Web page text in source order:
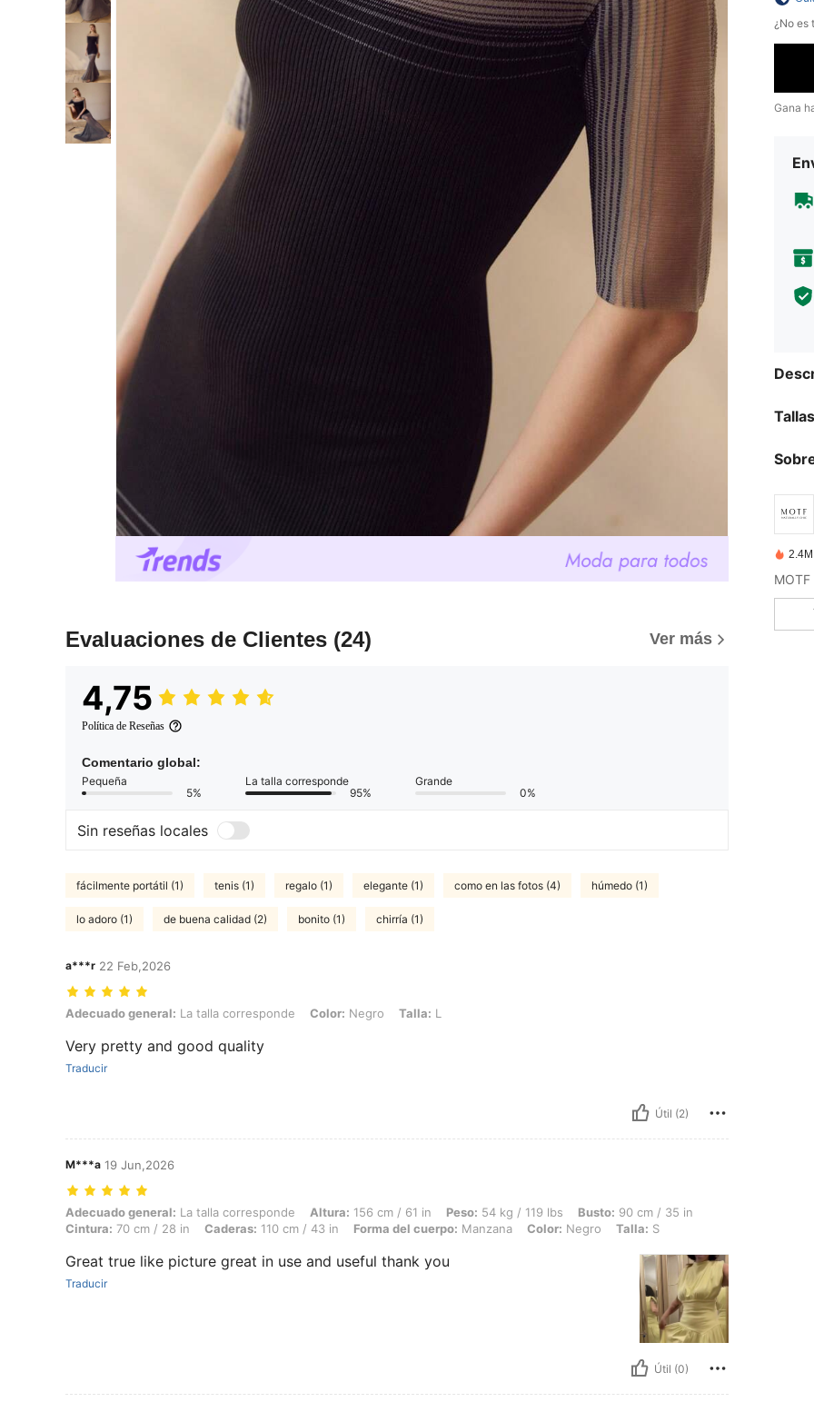
Evaluaciones de Clientes (24) Ver más
4,75
Política de Reseñas
Comentario global:
Pequeña
5%
La talla corresponde
95%
Grande
0%
Sin reseñas locales
fácilmente portátil (1) tenis (1) regalo (1) elegante (1) como en las fotos (4) húmedo (1)
lo adoro (1) de buena calidad (2) bonito (1) chirría (1)
a***r 22 Feb,2026
Adecuado general: La talla corresponde, Color: Negro, Talla: L
Adecuado general: La talla corresponde Color: Negro Talla: L
Very pretty and good quality
Traducir
Útil (2)
M***a 19 Jun,2026
Adecuado general: La talla corresponde, Altura: 156 cm / 61 in, Peso: 54 kg / 119 lbs, Busto: 90 cm / 35 in, Cintura: 70 cm / 28 in, Caderas: 110 cm /
Adecuado general: La talla corresponde Altura: 156 cm / 61 in Peso: 54 kg / 119 lbs Busto: 90 cm / 35 in
Cintura: 70 cm / 28 in Caderas: 110 cm / 43 in Forma del cuerpo: Manzana Color: Negro Talla: S
Great true like picture great in use and useful thank you
Traducir
Útil (0)
¿No es
Gana